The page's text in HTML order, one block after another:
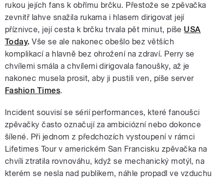
rukou jejích fans k obřímu brčku. Přestože se zpěvačka
zevnitř lahve snažila rukama i hlasem dirigovat její
příznivce, její cesta k brčku trvala pět minut, píše USA
Today. Vše se ale nakonec obešlo bez větších
komplikací a hlavně bez ohrožení na zdraví. Perry se
chvílemi smála a chvílemi dirigovala fanoušky, až je
nakonec musela prosit, aby ji pustili ven, píše server
Fashion Times.
Incident souvisí se sérií performances, které fanoušci
zpěvačky často označují za ambiciózní nebo dokonce
šílené. Při jednom z předchozích vystoupení v rámci
Lifetimes Tour v americkém San Francisku zpěvačka na
chvíli ztratila rovnováhu, když se mechanický motýl, na
kterém se nesla nad publikem, náhle propadl ve vzduchu